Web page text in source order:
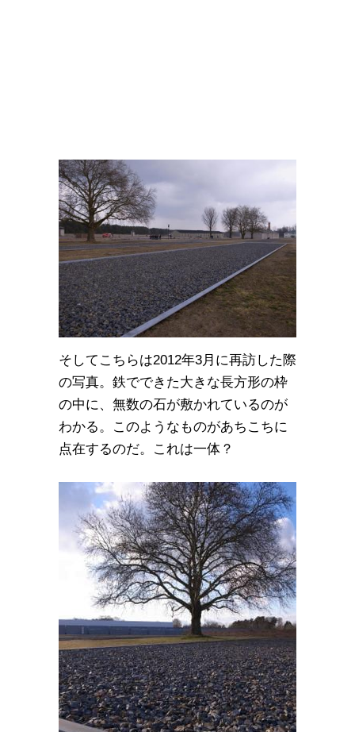
そしてこちらは2012年3月に再訪した際
の写真。鉄でできた大きな長方形の枠
の中に、無数の石が敷かれているのが
わかる。このようなものがあちこちに
点在するのだ。これは一体？